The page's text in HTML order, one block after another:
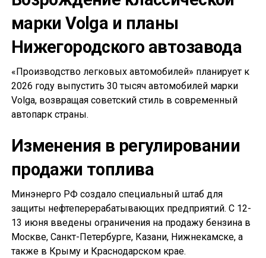
марки Volga и планы
Нижегородского автозавода
«Производство легковых автомобилей» планирует к
2026 году выпустить 30 тысяч автомобилей марки
Volga, возвращая советский стиль в современный
автопарк страны.
Изменения в регулировании
продажи топлива
Минэнерго РФ создало специальный штаб для
защиты нефтеперерабатывающих предприятий. С 12-
13 июня введены ограничения на продажу бензина в
Москве, Санкт-Петербурге, Казани, Нижнекамске, а
также в Крыму и Краснодарском крае.